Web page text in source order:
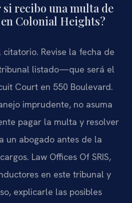
si recibo una multa de
Colonial Heights?
citatorio. Revise la fecha de
listado—que será el
Court en 550 Boulevard.
imprudente, no asuma
pagar la multa y resolver
un abogado antes de la
Law Offices Of SRIS,
en este tribunal y
explicarle las posibles